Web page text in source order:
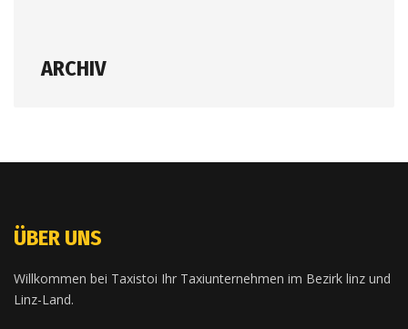
ARCHIV
ÜBER UNS
Willkommen bei Taxistoi Ihr Taxiunternehmen im Bezirk linz und
Linz-Land.